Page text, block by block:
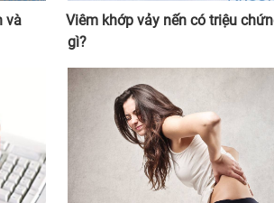
và
Viêm khớp vảy nến có triệu
gì?